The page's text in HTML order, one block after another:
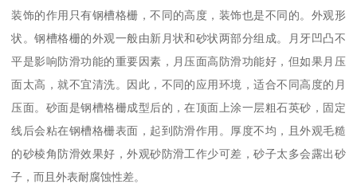
装饰的作用只有钢槽格栅，不同的高度，装饰也是不同的。外观形
状。钢槽格栅的外观一般由新月状和砂状两部分组成。月牙凹凸不
平是影响防滑功能的重要因素，月压面高防滑功能好，但如果月压
面太高，就不宜清洗。因此，不同的应用环境，适合不同高度的月
压面。砂面是钢槽格栅成型后的，在顶面上涂一层粗石英砂，固定
线后会粘在钢槽格栅表面，起到防滑作用。厚度不均，且外观毛糙
的砂棱角防滑效果好，外观砂防滑工作少可差，砂子太多会露出砂
子，而且外表耐腐蚀性差。